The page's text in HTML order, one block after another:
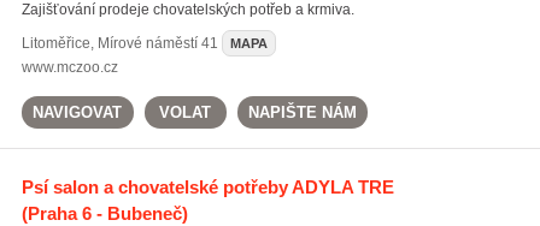
Zajišťování prodeje chovatelských potřeb a krmiva.
Litoměřice, Mírové náměstí 41 MAPA
www.mczoo.cz
NAVIGOVAT VOLAT NAPIŠTE NÁM
Psí salon a chovatelské potřeby ADYLA TRE
(Praha 6 - Bubeneč)